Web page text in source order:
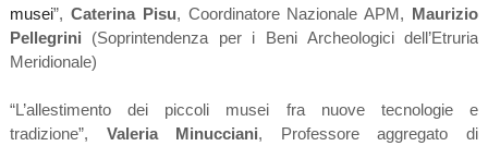
musei”, Caterina Pisu, Coordinatore Nazionale APM, Maurizio
Pellegrini (Soprintendenza per i Beni Archeologici dell’Etruria
Meridionale)
“L’allestimento dei piccoli musei fra nuove tecnologie e
tradizione”, Valeria Minucciani, Professore aggregato di